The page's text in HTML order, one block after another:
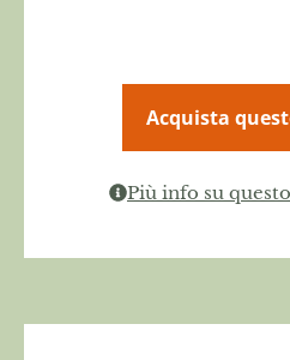
Acquista
Più info su